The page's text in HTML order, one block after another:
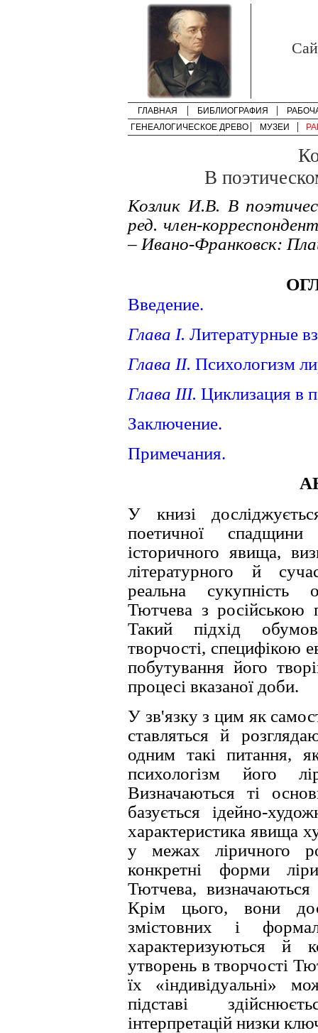
ГЛАВНАЯ БИБЛИОГРАФИЯ
ГЕНЕАЛОГИЧЕСКОЕ ДРЕВО
МУЗЕИ
В
Козлик И.В. В
ред. член-
– Ивано-Франковск:
Введение.
Глава I. Литературные
Глава II. Психологизм
Глава III. Циклизация в
Заключение.
Примечания.
У книзi
поетичної
iсторичного явища,
лiтературного й
реальна сукупнiсть
Тютчева з росiйською
Такий пiдхiд
творчостi, специфiкою
побутування його
процесi вказаної доби.
У зв'язку з цим як
ставляться й
одним такi питання,
психологiзм його
Визначаються тi
базується iдейно-
характеристика явища
у межах лiричного
конкретнi форми
Тютчева,
Крiм цього, вони
змiстовних i
характеризуються й
утворень в творчостi
їх «iндивiдуальнi»
пiдставi
iнтерпретацiй низки